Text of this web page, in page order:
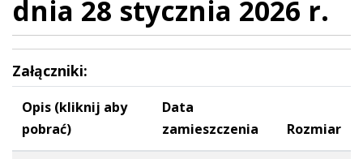
dnia 28 stycznia 2026 r.
Załączniki:
Opis (kliknij aby
pobrać)
Data
zamieszczenia
Rozmiar